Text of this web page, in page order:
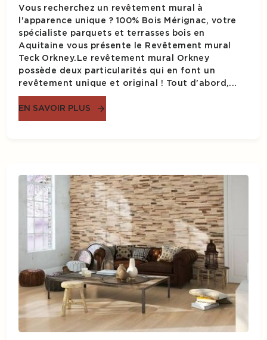
Vous recherchez un revêtement mural à
l'apparence unique ? 100% Bois Mérignac, votre
spécialiste parquets et terrasses bois en
Aquitaine vous présente le Revêtement mural
Teck Orkney.Le revêtement mural Orkney
possède deux particularités qui en font un
revêtement unique et original ! Tout d'abord,...
EN SAVOIR PLUS